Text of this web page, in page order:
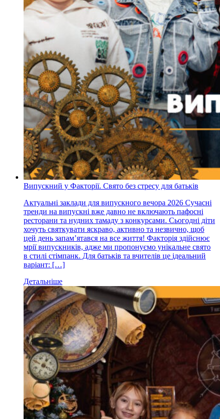
Випускний у Факторії. Свято без стресу для батьків
Актуальні заклади для випускного вечора 2026 Сучасні
тренди на випускні вже давно не включають пафосні
ресторани та нудних тамаду з конкурсами. Сьогодні діти
хочуть святкувати яскраво, активно та незвично, щоб
цей день запам’ятався на все життя! Факторія здійснює
мрії випускників, адже ми пропонуємо унікальне свято
в стилі стімпанк. Для батьків та вчителів це ідеальний
варіант: […]
Детальніше